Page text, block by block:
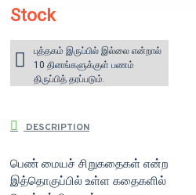
Stock
புத்தகம் இருப்பில் இல்லை என்றால்
10 தினங்களுக்குள் பணம்
திருப்பித் தரப்படும்.
DESCRIPTION
பெண் மையச் சிறுகதைகள் என்ற
இத்தொகுப்பில் உள்ள கதைகளில்